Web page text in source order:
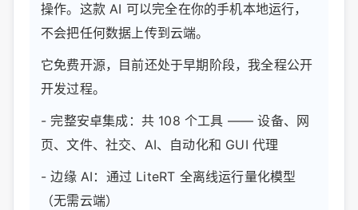
操作。这款 AI 可以完全在你的手机本地运行，
不会把任何数据上传到云端。
它免费开源，目前还处于早期阶段，我全程公开
开发过程。
- 完整安卓集成：共 108 个工具 —— 设备、网
页、文件、社交、AI、自动化和 GUI 代理
- 边缘 AI：通过 LiteRT 全离线运行量化模型
（无需云端）